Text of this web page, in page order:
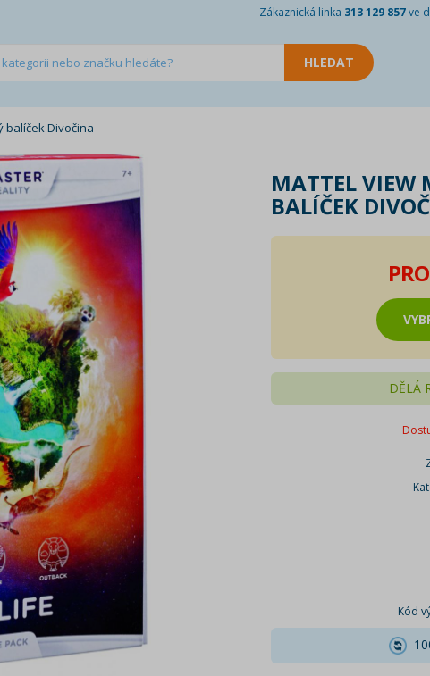
Zákaznická linka 313 129 857ve
balíček Divočina
MATTEL VIEW
BALÍČEK
DĚLÁ
Kód